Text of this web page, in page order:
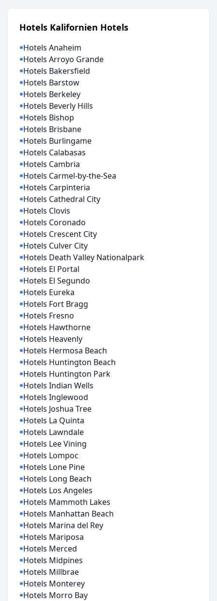
Hotels Kalifornien Hotels
Hotels Anaheim
Hotels Arroyo Grande
Hotels Bakersfield
Hotels Barstow
Hotels Berkeley
Hotels Beverly Hills
Hotels Bishop
Hotels Brisbane
Hotels Burlingame
Hotels Calabasas
Hotels Cambria
Hotels Carmel-by-the-Sea
Hotels Carpinteria
Hotels Cathedral City
Hotels Clovis
Hotels Coronado
Hotels Crescent City
Hotels Culver City
Hotels Death Valley Nationalpark
Hotels El Portal
Hotels El Segundo
Hotels Eureka
Hotels Fort Bragg
Hotels Fresno
Hotels Hawthorne
Hotels Heavenly
Hotels Hermosa Beach
Hotels Huntington Beach
Hotels Huntington Park
Hotels Indian Wells
Hotels Inglewood
Hotels Joshua Tree
Hotels La Quinta
Hotels Lawndale
Hotels Lee Vining
Hotels Lompoc
Hotels Lone Pine
Hotels Long Beach
Hotels Los Angeles
Hotels Mammoth Lakes
Hotels Manhattan Beach
Hotels Marina del Rey
Hotels Mariposa
Hotels Merced
Hotels Midpines
Hotels Millbrae
Hotels Monterey
Hotels Morro Bay